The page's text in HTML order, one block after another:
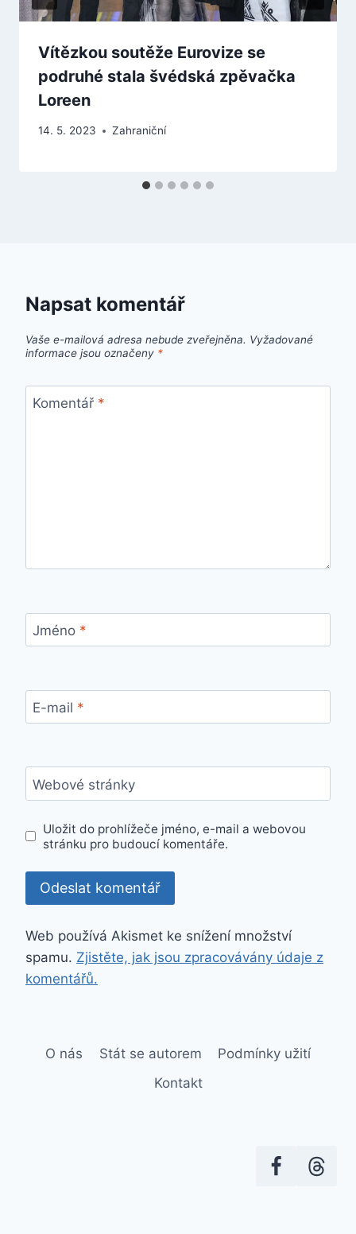
Vítězkou soutěže Eurovize se
podruhé stala švédská zpěvačka
Loreen
14. 5. 2023 Zahraniční
Napsat komentář
Vaše e-mailová adresa nebude zveřejněna. Vyžadované
informace jsou označeny *
Komentář *
Jméno *
E-mail *
Webové stránky
Uložit do prohlížeče jméno, e-mail a webovou
stránku pro budoucí komentáře.
Web používá Akismet ke snížení množství
spamu. Zjistěte, jak jsou zpracovávány údaje z
komentářů.
O nás Stát se autorem
Podmínky užití
Kontakt